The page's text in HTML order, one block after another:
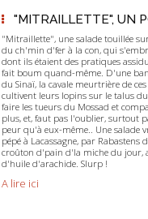
"MITRAILLETTE", UN
"Mitraillette", une salade touillée
du ch'min d'fer à la con, qui
dont ils étaient des pratiques
fait boum quand-même. D'une
du Sinaï, la cavale meurtrière de
cultivent leurs lopins sur le talus
faire les tueurs du Mossad et
plus, et, faut pas l'oublier, surtout
peur qu'à eux-même.. Une
pépé à Lacassagne, par
croûton d'pain d'la miche du jour,
d'huile d'arachide. Slurp !
A lire ici